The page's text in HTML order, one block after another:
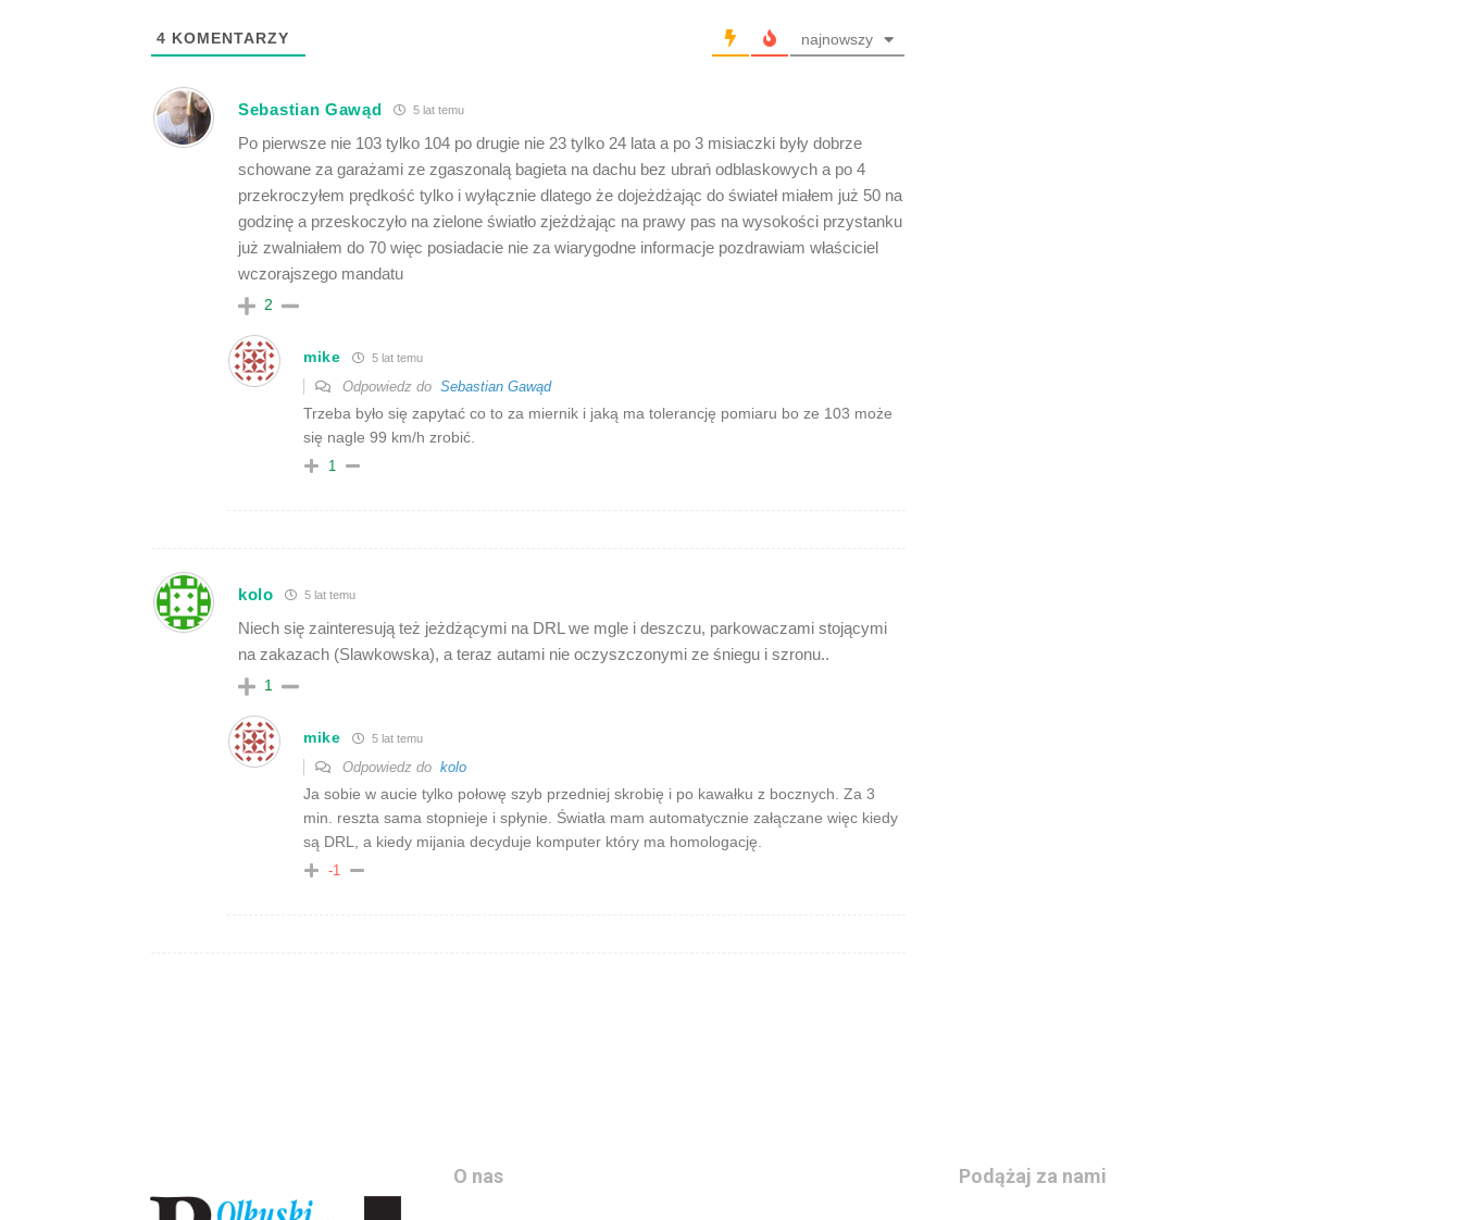
4 KOMENTARZY najnowszy
Sebastian Gawąd 5 lat temu
Po pierwsze nie 103 tylko 104 po drugie nie 23 tylko 24 lata a po 3 misiaczki były dobrze
schowane za garażami ze zgaszonalą bagieta na dachu bez ubrań odblaskowych a po 4
przekroczyłem prędkość tylko i wyłącznie dlatego że dojeżdżając do świateł miałem już 50 na
godzinę a przeskoczyło na zielone światło zjeżdżając na prawy pas na wysokości przystanku
już zwalniałem do 70 więc posiadacie nie za wiarygodne informacje pozdrawiam właściciel
wczorajszego mandatu
2
mike 5 lat temu
Odpowiedz do Sebastian Gawąd
Trzeba było się zapytać co to za miernik i jaką ma tolerancję pomiaru bo ze 103 może
się nagle 99 km/h zrobić.
1
kolo 5 lat temu
Niech się zainteresują też jeżdżącymi na DRL we mgle i deszczu, parkowaczami stojącymi
na zakazach (Slawkowska), a teraz autami nie oczyszczonymi ze śniegu i szronu..
1
mike 5 lat temu
Odpowiedz do kolo
Ja sobie w aucie tylko połowę szyb przedniej skrobię i po kawałku z bocznych. Za 3
min. reszta sama stopnieje i spłynie. Światła mam automatycznie załączane więc kiedy
są DRL, a kiedy mijania decyduje komputer który ma homologację.
-1
O nas Podążaj za nami